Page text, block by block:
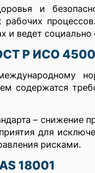
и
и ведет
Р ИСО
содержатся
– снижение
для
рисками.
18001